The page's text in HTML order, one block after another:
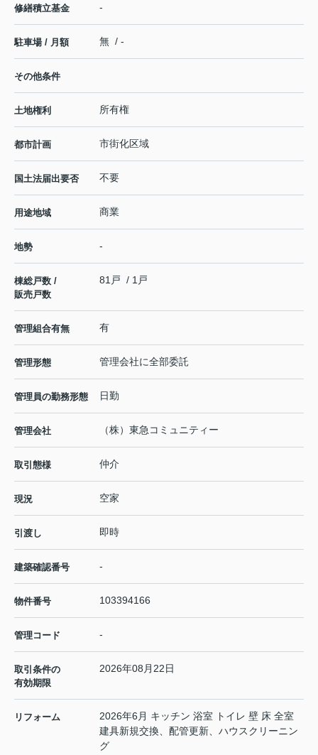
修繕積立基金 -
駐車場 / 月額 無 / -
その他条件
土地権利 所有権
都市計画 市街化区域
国土法届出要否 不要
用途地域 商業
地勢 -
棟総戸数 /
販売戸数
81戸 / 1戸
管理組合有無 有
管理形態 管理会社に全部委託
管理員の勤務形態 日勤
管理会社 （株）東急コミュニティー
取引態様 仲介
現況 空家
引渡し 即時
建築確認番号 -
物件番号 103394166
管理コード -
取引条件の
有効期限
2026年08月22日
リフォーム
2026年6月 キッチン 浴室 トイレ 壁 床 全室
建具新規交換、配管更新、ハウスクリーニン
グ